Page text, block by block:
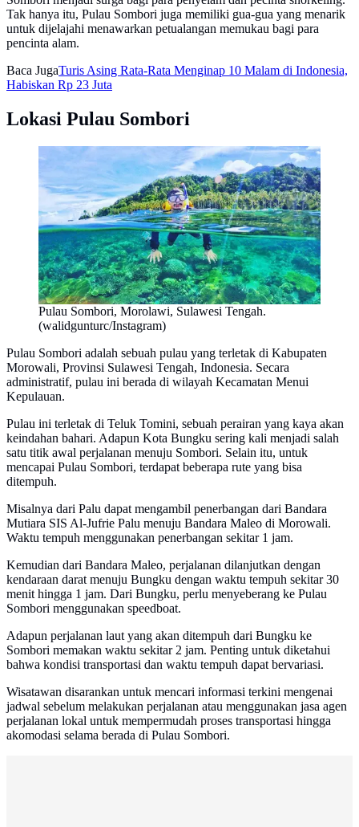
Tak hanya itu, Pulau Sombori juga memiliki gua-gua yang menarik
untuk dijelajahi menawarkan petualangan memukau bagi para
pencinta alam.
Baca JugaTuris Asing Rata-Rata Menginap 10 Malam di Indonesia,
Habiskan Rp 23 Juta
Lokasi Pulau Sombori
Pulau Sombori, Morolawi, Sulawesi Tengah.
(walidgunturc/Instagram)
Pulau Sombori adalah sebuah pulau yang terletak di Kabupaten
Morowali, Provinsi Sulawesi Tengah, Indonesia. Secara
administratif, pulau ini berada di wilayah Kecamatan Menui
Kepulauan.
Pulau ini terletak di Teluk Tomini, sebuah perairan yang kaya akan
keindahan bahari. Adapun Kota Bungku sering kali menjadi salah
satu titik awal perjalanan menuju Sombori. Selain itu, untuk
mencapai Pulau Sombori, terdapat beberapa rute yang bisa
ditempuh.
Misalnya dari Palu dapat mengambil penerbangan dari Bandara
Mutiara SIS Al-Jufrie Palu menuju Bandara Maleo di Morowali.
Waktu tempuh menggunakan penerbangan sekitar 1 jam.
Kemudian dari Bandara Maleo, perjalanan dilanjutkan dengan
kendaraan darat menuju Bungku dengan waktu tempuh sekitar 30
menit hingga 1 jam. Dari Bungku, perlu menyeberang ke Pulau
Sombori menggunakan speedboat.
Adapun perjalanan laut yang akan ditempuh dari Bungku ke
Sombori memakan waktu sekitar 2 jam. Penting untuk diketahui
bahwa kondisi transportasi dan waktu tempuh dapat bervariasi.
Wisatawan disarankan untuk mencari informasi terkini mengenai
jadwal sebelum melakukan perjalanan atau menggunakan jasa agen
perjalanan lokal untuk mempermudah proses transportasi hingga
akomodasi selama berada di Pulau Sombori.